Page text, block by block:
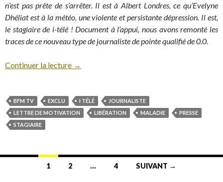
n’est pas prête de s’arrêter. Il est à Albert Londres, ce qu’Evelyne
Dhéliat est à la météo, une violente et persistante dépression. Il est,
le stagiaire de i-télé ! Document à l’appui, nous avons remonté les
traces de ce nouveau type de journaliste de pointe qualifié de 0.0.
Continuer la lecture →
BFM TV EXCLU I TÉLÉ
JOURNALISTE
LETTRE DE MOTIVATION
LIBÉRATION MALADIE
PRESSE
STAGIAIRE
1 2 … 4 SUIVANT →